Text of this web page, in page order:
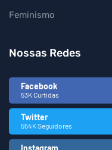
Feminismo
Nossas Redes
Facebook
53K Curtidas
Twitter
554K Seguidores